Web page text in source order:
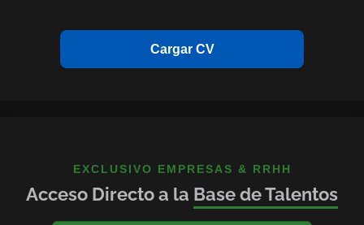
Cargar CV
EXCLUSIVO EMPRESAS & RRHH
Acceso Directo a la Base de Talentos